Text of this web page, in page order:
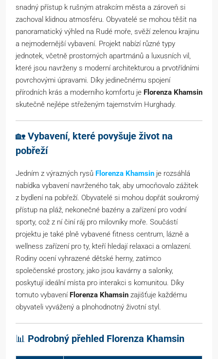
snadný přístup k rušným atrakcím města a zároveň si
zachoval klidnou atmosféru. Obyvatelé se mohou těšit na
panoramatický výhled na Rudé moře, svěží zelenou krajinu
a nejmodernější vybavení. Projekt nabízí různé typy
jednotek, včetně prostorných apartmánů a luxusních vil,
které jsou navrženy s moderní architekturou a prvotřídními
povrchovými úpravami. Díky jedinečnému spojení
přírodních krás a moderního komfortu je Florenza Khamsin
skutečně nejlépe střeženým tajemstvím Hurghady.
🏡 Vybavení, které povyšuje život na
pobřeží
Jedním z výrazných rysů Florenza Khamsin je rozsáhlá
nabídka vybavení navrženého tak, aby umocňovalo zážitek
z bydlení na pobřeží. Obyvatelé si mohou dopřát soukromý
přístup na pláž, nekonečné bazény a zařízení pro vodní
sporty, což z ní činí ráj pro milovníky moře. Součástí
projektu je také plně vybavené fitness centrum, lázně a
wellness zařízení pro ty, kteří hledají relaxaci a omlazení.
Rodiny ocení vyhrazené dětské herny, zatímco
společenské prostory, jako jsou kavárny a salonky,
poskytují ideální místa pro interakci s komunitou. Díky
tomuto vybavení Florenza Khamsin zajišťuje každému
obyvateli vyvážený a plnohodnotný životní styl.
📊 Podrobný přehled Florenza Khamsin